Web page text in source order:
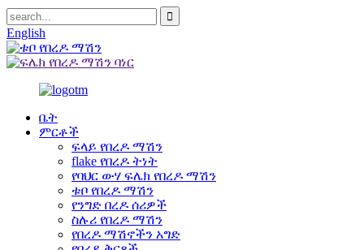
English
ቤት
ምርቶች
ፍላይ የበረዶ ማሽን
flake የበረዶ ትነት
የባህር ውሃ ፍሌክ የበረዶ ማሽን
ቱቦ የበረዶ ማሽን
የንግድ በረዶ ሰሪዎች
ስሉሪ የበረዶ ማሽን
የበረዶ ማሽኖችን አግድ